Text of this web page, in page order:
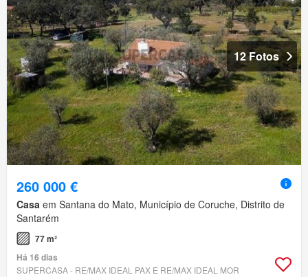
12 Fotos
260 000 €
Casa em Santana do Mato, Município de Coruche, Distrito de
Santarém
77 m²
Há 16 dias
SUPERCASA - RE/MAX IDEAL PAX E RE/MAX IDEAL MOR